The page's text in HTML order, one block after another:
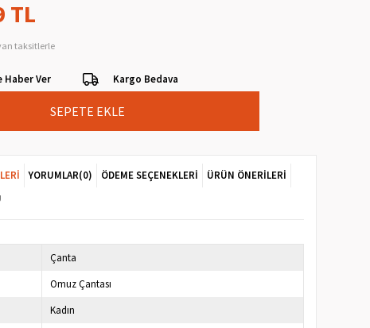
TL
taksitlerle
Haber Ver Kargo Bedava
YORUMLAR(0) ÖDEME SEÇENEKLERI
ÜRÜN ÖNERILERI
Çanta
Omuz Çantası
Kadın